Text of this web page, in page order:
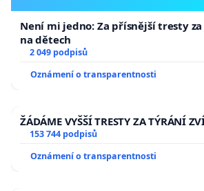
Není mi jedno: Za přísnější tresty
na dětech
2 049 podpisů
Oznámení o transparentnosti
ŽÁDÁME VYŠŠÍ TRESTY ZA TÝRÁNÍ
153 744 podpisů
Oznámení o transparentnosti